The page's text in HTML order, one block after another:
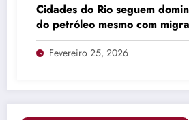
Cidades do Rio seguem
do petróleo mesmo com
produção
Fevereiro 25, 2026